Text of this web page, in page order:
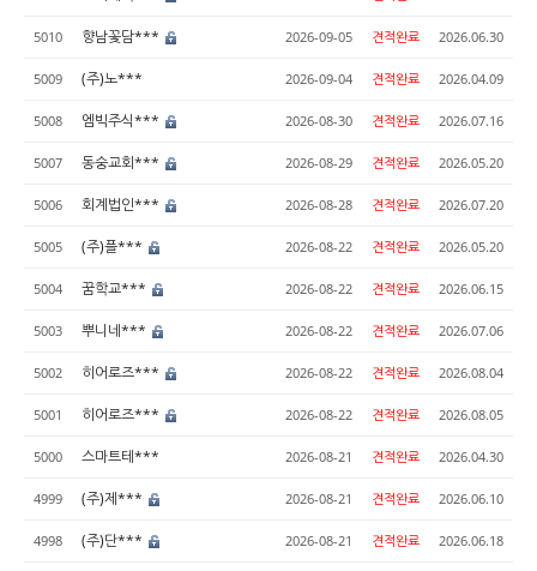
5010 향남꽃담*** 2026-09-05 견적완료 2026.06.30
5009 (주)노*** 2026-09-04 견적완료 2026.04.09
5008 엠빅주식*** 2026-08-30 견적완료 2026.07.16
5007 동숭교회*** 2026-08-29 견적완료 2026.05.20
5006 회계법인*** 2026-08-28 견적완료 2026.07.20
5005 (주)플*** 2026-08-22 견적완료 2026.05.20
5004 꿈학교*** 2026-08-22 견적완료 2026.06.15
5003 뿌니네*** 2026-08-22 견적완료 2026.07.06
5002 히어로즈*** 2026-08-22 견적완료 2026.08.04
5001 히어로즈*** 2026-08-22 견적완료 2026.08.05
5000 스마트테*** 2026-08-21 견적완료 2026.04.30
4999 (주)제*** 2026-08-21 견적완료 2026.06.10
4998 (주)단*** 2026-08-21 견적완료 2026.06.18